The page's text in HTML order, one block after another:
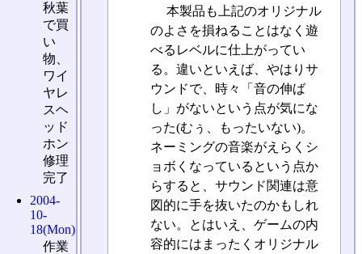
本製品も上記のオリジナル
のよさを損ねることはなく遊
べるレベルに仕上がってい
る。違いといえば、やはりサ
ウンドで、時々「音の伸ば
し」がないという点が気にな
った(むぅ、もったいない)。
ネーミングの音楽がえらくシ
ョボくなっているという点か
らすると、サウンド関連は意
図的に手を抜いたのかもしれ
ない。とはいえ、ゲームの内
容的にはまったくオリジナル
秋葉
で買
い
物、
ワイ
ヤレ
スヘ
ッド
ホン
修理
完了
2004-
10-
18(Mon)
作業